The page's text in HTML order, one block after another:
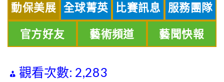
動保美展 全球菁英 比賽訊息 服務團隊
官方好友 藝術頻道 藝聞快報
觀看次數: 2,283